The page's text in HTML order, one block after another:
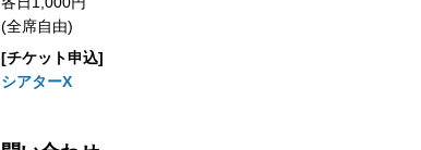
(全席自由)
[チケット申込]
シアターΧ